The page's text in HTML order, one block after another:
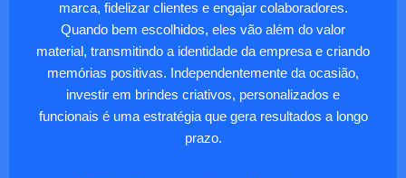
marca, fidelizar clientes e engajar colaboradores.
Quando bem escolhidos, eles vão além do valor
material, transmitindo a identidade da empresa e criando
memórias positivas. Independentemente da ocasião,
investir em brindes criativos, personalizados e
funcionais é uma estratégia que gera resultados a longo
prazo.